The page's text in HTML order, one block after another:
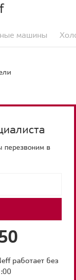
машины
перезвоним в
работает без